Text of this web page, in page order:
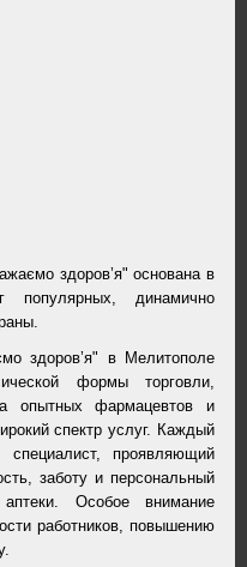
здоров’я" основана в
динамично
здоров’я" в Мелитополе
формы торговли,
опытных фармацевтов и
спектр услуг. Каждый
специалист, проявляющий
заботу и персональный
Особое внимание
работников, повышению